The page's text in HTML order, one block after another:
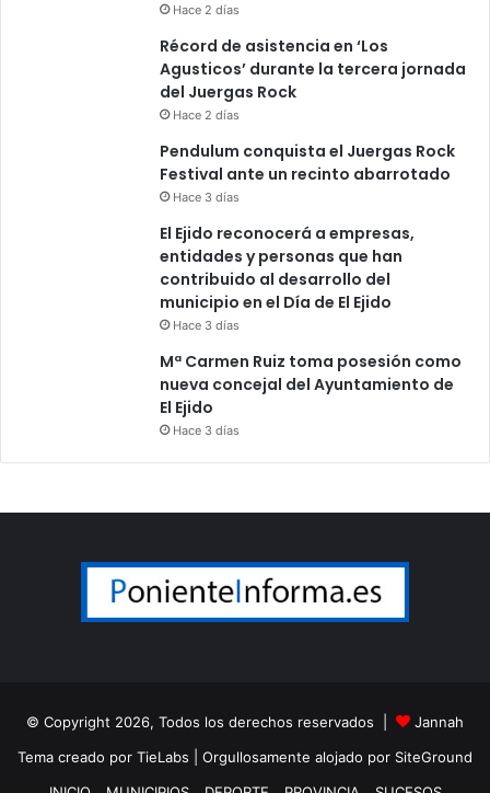
Hace 2 días
Récord de asistencia en ‘Los
Agusticos’ durante la tercera jornada
del Juergas Rock
Hace 2 días
Pendulum conquista el Juergas Rock
Festival ante un recinto abarrotado
Hace 3 días
El Ejido reconocerá a empresas,
entidades y personas que han
contribuido al desarrollo del
municipio en el Día de El Ejido
Hace 3 días
Mª Carmen Ruiz toma posesión como
nueva concejal del Ayuntamiento de
El Ejido
Hace 3 días
© Copyright 2026, Todos los derechos reservados |
Jannah
Tema creado por TieLabs | Orgullosamente alojado por SiteGround